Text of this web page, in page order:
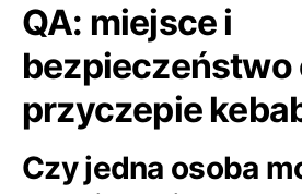
QA: miejsce i
bezpieczeństwo
przyczepie
Czy jedna osoba